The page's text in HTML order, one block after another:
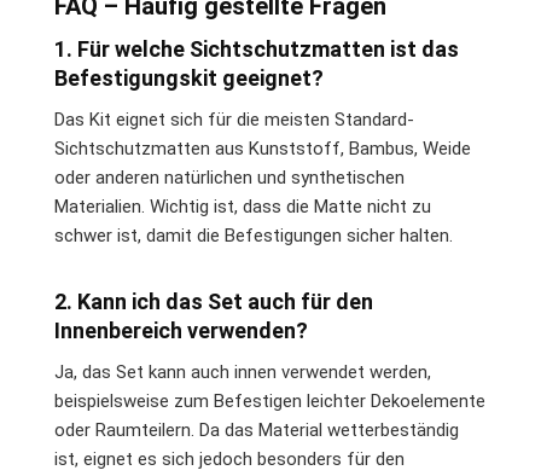
FAQ – Häufig gestellte Fragen
1. Für welche Sichtschutzmatten ist das
Befestigungskit geeignet?
Das Kit eignet sich für die meisten Standard-
Sichtschutzmatten aus Kunststoff, Bambus, Weide
oder anderen natürlichen und synthetischen
Materialien. Wichtig ist, dass die Matte nicht zu
schwer ist, damit die Befestigungen sicher halten.
2. Kann ich das Set auch für den
Innenbereich verwenden?
Ja, das Set kann auch innen verwendet werden,
beispielsweise zum Befestigen leichter Dekoelemente
oder Raumteilern. Da das Material wetterbeständig
ist, eignet es sich jedoch besonders für den